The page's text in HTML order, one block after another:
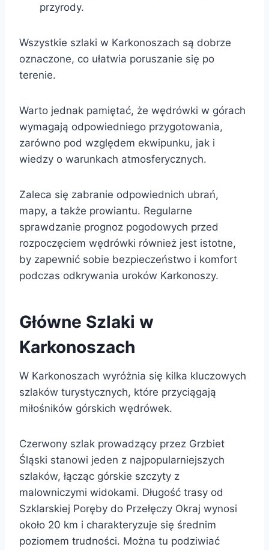
przyrody.
Wszystkie szlaki w Karkonoszach są dobrze
oznaczone, co ułatwia poruszanie się po
terenie.
Warto jednak pamiętać, że wędrówki w górach
wymagają odpowiedniego przygotowania,
zarówno pod względem ekwipunku, jak i
wiedzy o warunkach atmosferycznych.
Zaleca się zabranie odpowiednich ubrań,
mapy, a także prowiantu. Regularne
sprawdzanie prognoz pogodowych przed
rozpoczęciem wędrówki również jest istotne,
by zapewnić sobie bezpieczeństwo i komfort
podczas odkrywania uroków Karkonoszy.
Główne Szlaki w
Karkonoszach
W Karkonoszach wyróżnia się kilka kluczowych
szlaków turystycznych, które przyciągają
miłośników górskich wędrówek.
Czerwony szlak prowadzący przez Grzbiet
Śląski stanowi jeden z najpopularniejszych
szlaków, łącząc górskie szczyty z
malowniczymi widokami. Długość trasy od
Szklarskiej Poręby do Przełęczy Okraj wynosi
około 20 km i charakteryzuje się średnim
poziomem trudności. Można tu podziwiać